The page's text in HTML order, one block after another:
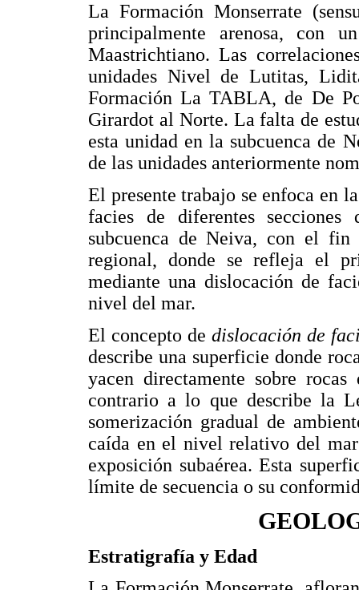
La Formación Monserrate
principalmente arenosa, con
Maastrichtiano. Las
unidades Nivel de Lutitas,
Formación La TABLA, de De
Girardot al Norte. La falta de
esta unidad en la subcuenca de
de las unidades anteriormente
El presente trabajo se enfoca en
facies de diferentes
subcuenca de Neiva, con el fin
regional, donde se refleja el
mediante una dislocación de
nivel del mar.
El concepto dedislocación de
describe una superficie donde
yacen directamente sobre rocas
contrario a lo que describe la
somerización gradual de
caída en el nivel relativo del
exposición subaérea. Esta
límite de secuencia o su
Estratigrafía y Edad